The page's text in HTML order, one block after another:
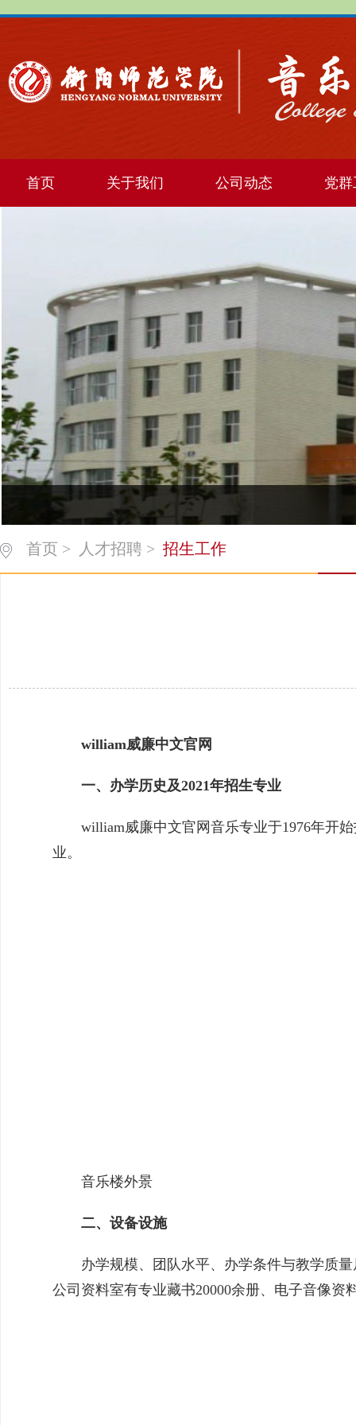
首页 关于我们 公司动态 党
首页 > 人才招聘 > 招生工作
william威廉中文官网
一、办学历史及2021年招生专业
william威廉中文官网音乐专业于1976年开
业。
音乐楼外景
二、设备设施
办学规模、团队水平、办学条件与教学质
公司资料室有专业藏书20000余册、电子音像资